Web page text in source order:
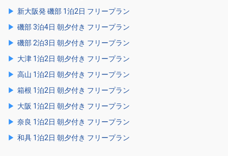
新大阪発 磯部 1泊2日 フリープラン
磯部 3泊4日 朝夕付き フリープラン
磯部 2泊3日 朝夕付き フリープラン
大津 1泊2日 朝夕付き フリープラン
高山 1泊2日 朝夕付き フリープラン
箱根 1泊2日 朝夕付き フリープラン
大阪 1泊2日 朝夕付き フリープラン
奈良 1泊2日 朝夕付き フリープラン
和具 1泊2日 朝夕付き フリープラン